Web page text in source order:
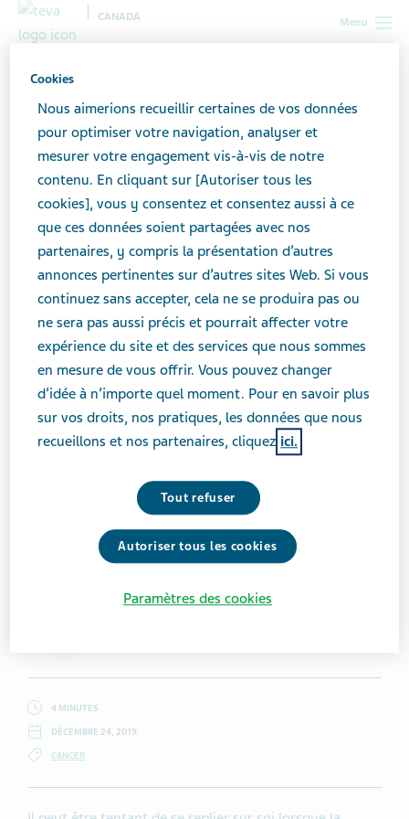
Menu
CANADA
Canada
Cinq étapes pour s’ouvrir à
ses amis lorsqu’on lutte
contre le cancer
Getty Images / Wavebreakmedia
4 MINUTES
DÉCEMBRE 24, 2019
CANCER
Cookies
Nous aimerions recueillir certaines de vos données
pour optimiser votre navigation, analyser et
mesurer votre engagement vis-à-vis de notre
contenu. En cliquant sur [Autoriser tous les
cookies], vous y consentez et consentez aussi à ce
que ces données soient partagées avec nos
partenaires, y compris la présentation d’autres
annonces pertinentes sur d’autres sites Web. Si vous
continuez sans accepter, cela ne se produira pas ou
ne sera pas aussi précis et pourrait affecter votre
expérience du site et des services que nous sommes
en mesure de vous offrir. Vous pouvez changer
d’idée à n’importe quel moment. Pour en savoir plus
sur vos droits, nos pratiques, les données que nous
recueillons et nos partenaires, cliquez ici.
Tout refuser
Autoriser tous les cookies
Paramètres des cookies